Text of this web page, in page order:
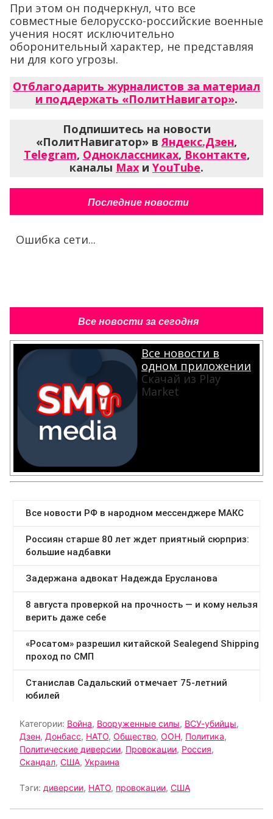
При этом он подчеркнул, что все
совместные белорусско-российские военные
учения носят исключительно
оборонительный характер, не представляя
ни для кого угрозы.
Отблагодарить журналистов за материал
и поддержать «ПолитНавигатор».
Подпишитесь на новости
«ПолитНавигатор» вЯндекс.Дзен,
Telegram, Одноклассниках, Вконтакте,
каналы Max и YouTube.
Последние новости
Ошибка сети...
Все новости за сегодня
Все новости в
одном приложении
Скачай из Play
Market
Категории: Война, Вооруженные силы, ВСУ-убийцы,
Дзен, Донбасс, НАТО, Общество, ООН, Политика,
Политические диверсии, Провокации, Россия,
Скандал, США, Украина
Тэги: диверсии, НАТО, провокации, США